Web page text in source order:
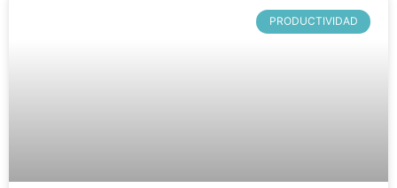
PRODUCTIVIDAD